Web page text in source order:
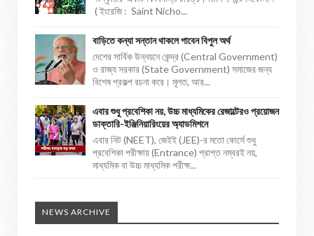
( ইংরেজি : Saint Nicho...
বাড়িতে কন্যা সন্তান থাকলে পাবেন বিপুল অর্থ
দেশের সার্বিক উন্নয়নে কেন্দ্র (Central Government)
ও রাজ্য সরকার (State Government) সমাজের জন্য
বিশেষ প্রকল্প রচনা করে। মূলত, আর...
এবার শুধু প্রবেশিকা নয়, উচ্চ মাধ্যমিকের রেজাল্টেরও প্রয়োজন
ডাক্তারি-ইঞ্জিনিয়ারিংয়ের অ্যাডমিশনে
এবার নিট (NEET), জেইই (JEE)-র মতো কোর্সে শুধু
প্রবেশিকা পরীক্ষায় (Entrance) প্রাপ্ত নম্বরই নয়,
মাধ্যমিক বা উচ্চ মাধ্যমিক পরীক্ষ...
NEWS ARCHIVE